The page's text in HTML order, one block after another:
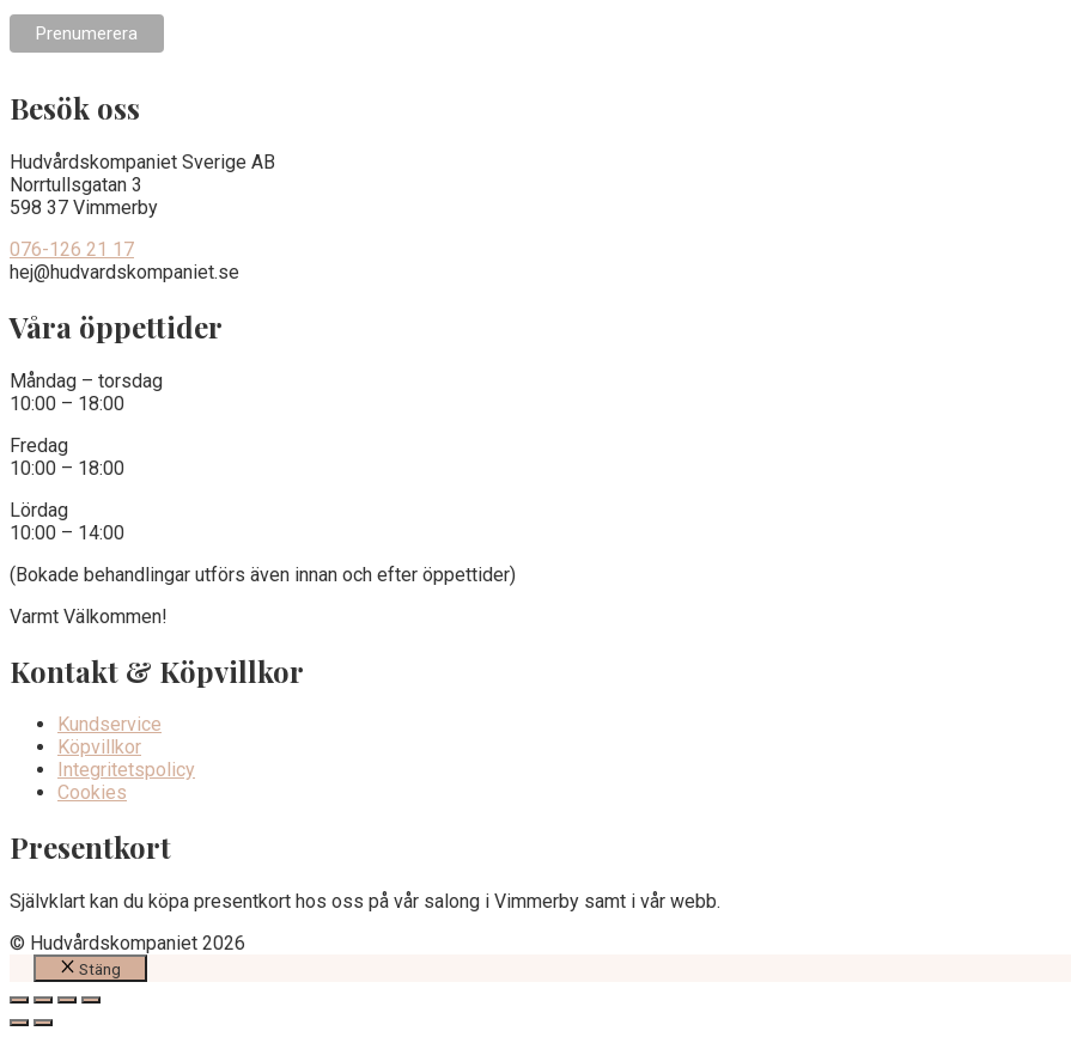
Besök oss
Hudvårdskompaniet Sverige AB
Norrtullsgatan 3
598 37 Vimmerby
076-126 21 17
hej@hudvardskompaniet.se
Våra öppettider
Måndag – torsdag
10:00 – 18:00
Fredag
10:00 – 18:00
Lördag
10:00 – 14:00
(Bokade behandlingar utförs även innan och efter öppettider)
Varmt Välkommen!
Kontakt & Köpvillkor
Kundservice
Köpvillkor
Integritetspolicy
Cookies
Presentkort
Självklart kan du köpa presentkort hos oss på vår salong i Vimmerby samt i vår webb.
© Hudvårdskompaniet 2026
Stäng